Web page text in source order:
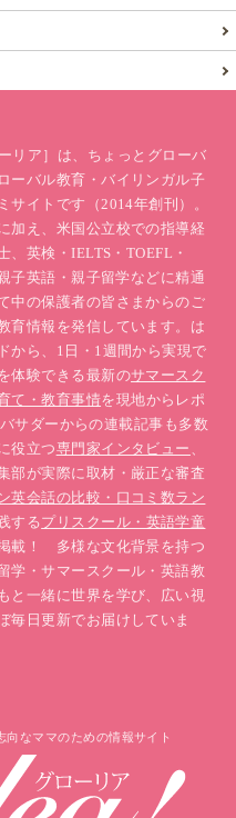
リア］は、ちょっとグローバ
ーバル教育・バイリンガル子
イトです（2014年創刊）。
加え、米国公立校での指導経
英検・IELTS・TOEFL・
子英語・親子留学などに精通
中の保護者の皆さまからのご
育情報を発信しています。は
から、1日・1週間から実現で
体験できる最新のサマースク
て・教育事情を現地からレポ
サダーからの連載記事も多数
役立つ専門家インタビュー 、
部が実際に取材・厳正な審査
英会話の比較・口コミ数ラン
するプリスクール・英語学童
載！ 多様な文化背景を持つ
学・サマースクール・英語教
と一緒に世界を学び、広い視
毎日更新でお届けしていま
向なママのための情報サイト